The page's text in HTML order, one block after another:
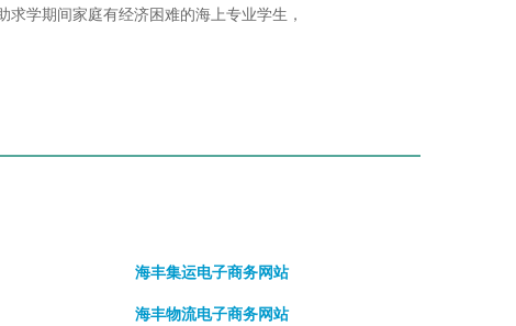
学期间家庭有经济困难的海上专业学生，
海丰集运电子商务网站
海丰物流电子商务网站